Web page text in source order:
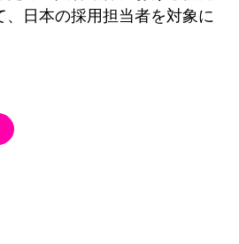
日本の採用担当者を対象に